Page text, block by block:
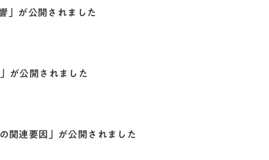
」が公開されました
が公開されました
関連要因」が公開されました